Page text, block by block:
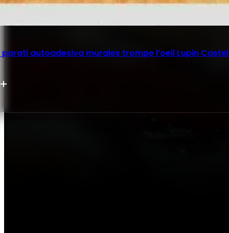
autoadesiva murales trompe l’oeil Lupin